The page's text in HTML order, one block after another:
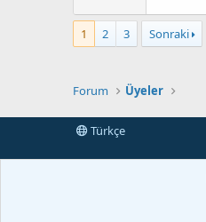
1 2 3 Sonraki
Forum Üyeler
Türkçe